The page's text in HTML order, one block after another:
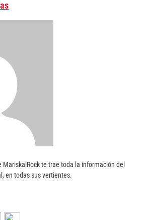
MariskalRock te trae toda la información del
en todas sus vertientes.